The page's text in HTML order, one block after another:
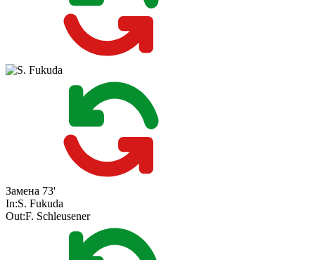
Замена 73'
In:S. Fukuda
Out:F. Schleusener